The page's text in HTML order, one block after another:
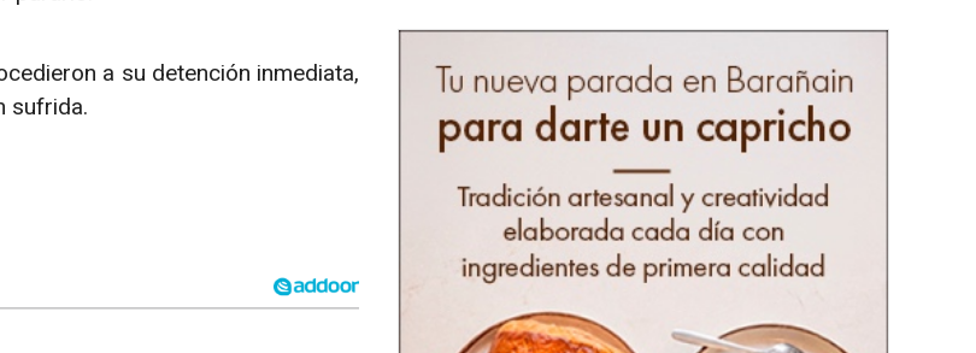
a su detención inmediata,
sufrida.